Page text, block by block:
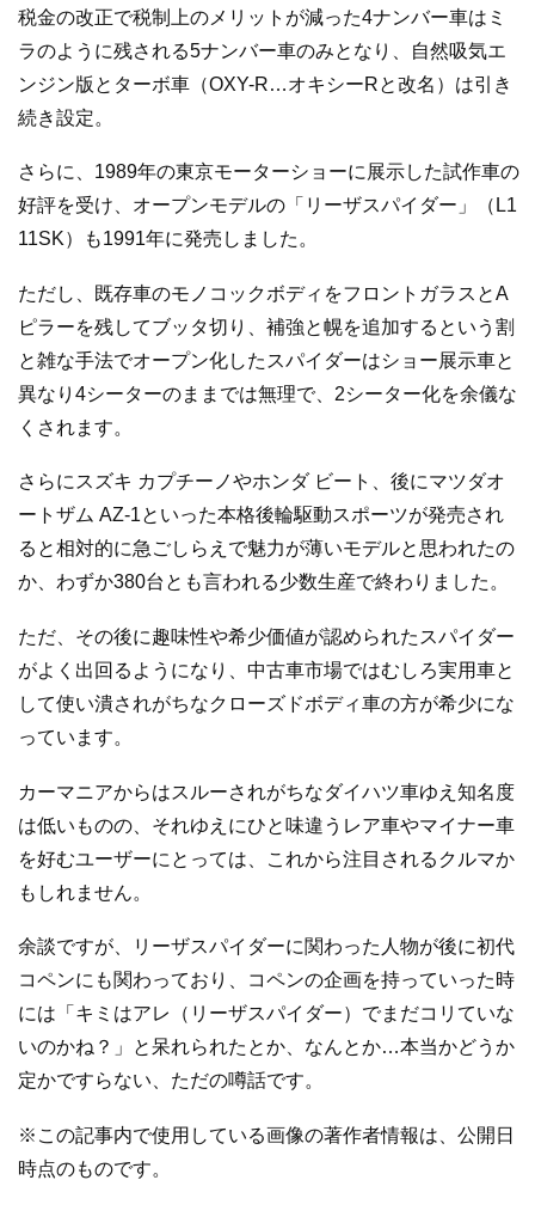
税金の改正で税制上のメリットが減った4ナンバー車はミ
ラのように残される5ナンバー車のみとなり、自然吸気エ
ンジン版とターボ車（OXY-R…オキシーRと改名）は引き
続き設定。
さらに、1989年の東京モーターショーに展示した試作車の
好評を受け、オープンモデルの「リーザスパイダー」（L1
11SK）も1991年に発売しました。
ただし、既存車のモノコックボディをフロントガラスとA
ピラーを残してブッタ切り、補強と幌を追加するという割
と雑な手法でオープン化したスパイダーはショー展示車と
異なり4シーターのままでは無理で、2シーター化を余儀な
くされます。
さらにスズキ カプチーノやホンダ ビート、後にマツダオ
ートザム AZ-1といった本格後輪駆動スポーツが発売され
ると相対的に急ごしらえで魅力が薄いモデルと思われたの
か、わずか380台とも言われる少数生産で終わりました。
ただ、その後に趣味性や希少価値が認められたスパイダー
がよく出回るようになり、中古車市場ではむしろ実用車と
して使い潰されがちなクローズドボディ車の方が希少にな
っています。
カーマニアからはスルーされがちなダイハツ車ゆえ知名度
は低いものの、それゆえにひと味違うレア車やマイナー車
を好むユーザーにとっては、これから注目されるクルマか
もしれません。
余談ですが、リーザスパイダーに関わった人物が後に初代
コペンにも関わっており、コペンの企画を持っていった時
には「キミはアレ（リーザスパイダー）でまだコリていな
いのかね？」と呆れられたとか、なんとか…本当かどうか
定かですらない、ただの噂話です。
※この記事内で使用している画像の著作者情報は、公開日
時点のものです。